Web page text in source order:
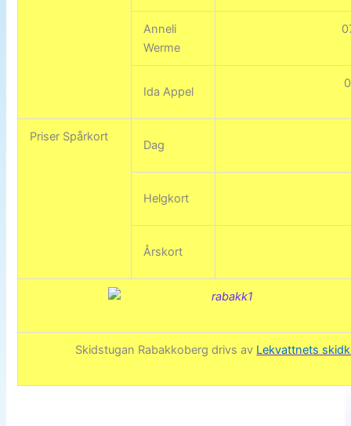
Anneli
Werme
Ida Appel
Priser Spårkort
Dag
Helgkort
Årskort
Skidstugan Rabakkoberg drivs av Lekvattnets